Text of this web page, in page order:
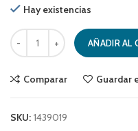
Hay existencias
CAJA PORTAHERRAMIENTAS
AÑADIR AL
Comparar Guardar
SKU: 1439019